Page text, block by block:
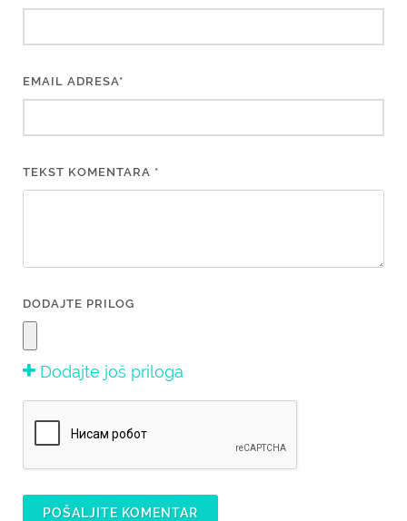
EMAIL ADRESA*
TEKST KOMENTARA *
DODAJTE PRILOG
Dodajte još priloga
POŠALJITE KOMENTAR